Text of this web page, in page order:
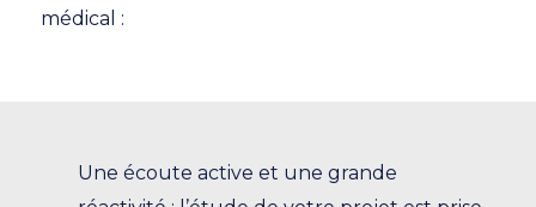
médical :
Une écoute active et une grande